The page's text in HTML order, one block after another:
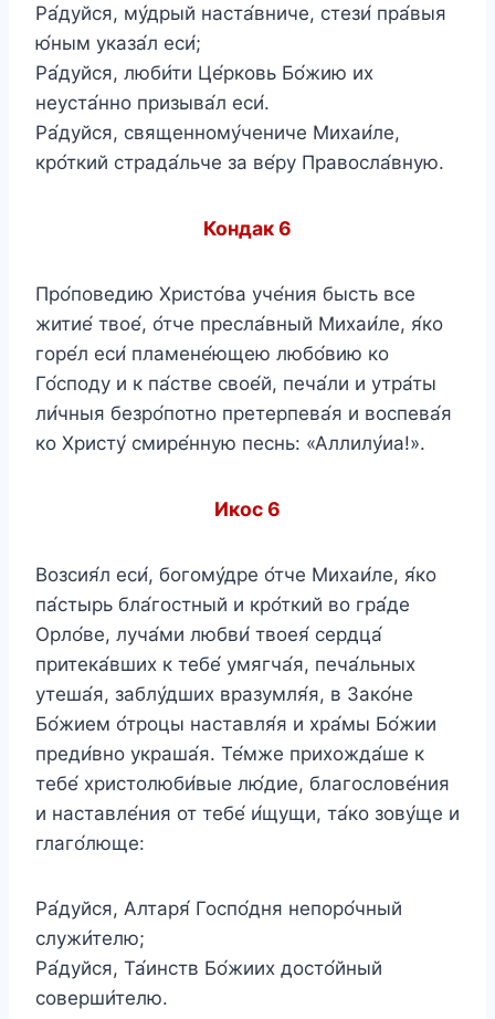
Ра́дуйся, му́дрый наста́вниче, стези́ пра́выя
ю́ным указа́л еси́;
Ра́дуйся, люби́ти Це́рковь Бо́жию их
неуста́нно призыва́л еси́.
Ра́дуйся, священному́чениче Михаи́ле,
кро́ткий страда́льче за ве́ру Правосла́вную.
Кондак 6
Про́поведию Христо́ва уче́ния бысть все
житие́ твое́, о́тче пресла́вный Михаи́ле, я́ко
горе́л еси́ пламене́ющею любо́вию ко
Го́споду и к па́стве свое́й, печа́ли и утра́ты
ли́чныя безро́потно претерпева́я и воспева́я
ко Христу́ смире́нную песнь: «Аллилу́иа!».
Икос 6
Возсия́л еси́, богому́дре о́тче Михаи́ле, я́ко
па́стырь бла́гостный и кро́ткий во гра́де
Орло́ве, луча́ми любви́ твоея́ сердца́
притека́вших к тебе́ умягча́я, печа́льных
утеша́я, заблу́дших вразумля́я, в Зако́не
Бо́жием о́троцы наставля́я и хра́мы Бо́жии
преди́вно украша́я. Те́мже прихожда́ше к
тебе́ христолюби́вые лю́дие, благослове́ния
и наставле́ния от тебе́ и́щущи, та́ко зову́ще и
глаго́люще:
Ра́дуйся, Алтаря́ Госпо́дня непоро́чный
служи́телю;
Ра́дуйся, Та́инств Бо́жиих досто́йный
соверши́телю.